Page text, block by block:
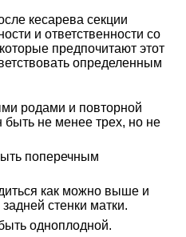
кесарева секции
и ответственности со
предпочитают этот
определенным
родами и повторной
не менее трех, но не
поперечным
как можно выше и
стенки матки.
одноплодной.